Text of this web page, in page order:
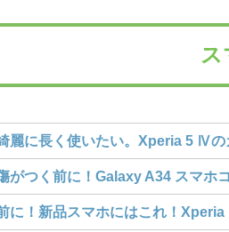
ス
麗に長く使いたい。Xperia 5 Ⅳの
がつく前に！Galaxy A34 スマホ
に！新品スマホにはこれ！